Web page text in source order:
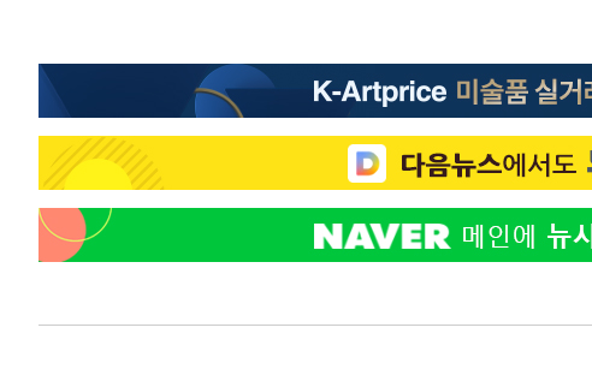
-4062초 전 >강릉에 시간당 81.4㎜ 물폭탄…도로 잠기고 담벼락 붕괴
-169초 전 >
백운산서 80년근 천종산삼 9뿌리 발견…감정가 1.3억원
35분 전 >선재도서 해루질 나섰다 실종 60대, 닷새 만에 숨진 채 발견
1시간 전 > 남자 농구, 나고야 아시안게임서 '홈팀' 일본과 한일전
2시간 전 >
극한폭염 한풀 꺾이지만…'낮 최고 35도' 무더위, 열대야 계속[다음주
날씨]
3시간 전 >축구협회 "압수수색·성접대 논란 사과…쇄신의 기회로 삼겠다"